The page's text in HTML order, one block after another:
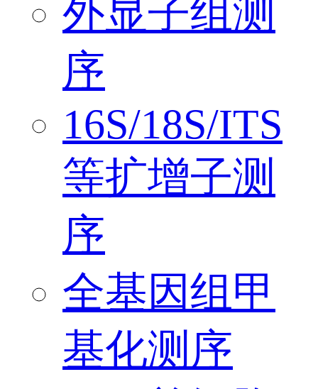
外显子组测
序
16S/18S/ITS
等扩增子测
序
全基因组甲
基化测序